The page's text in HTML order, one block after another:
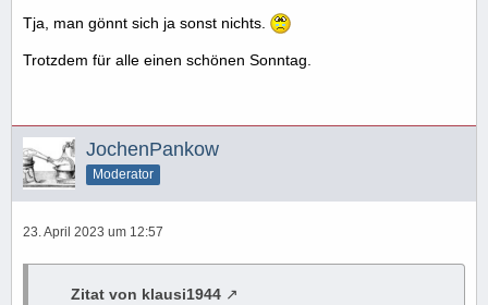
Tja, man gönnt sich ja sonst nichts.
Trotzdem für alle einen schönen Sonntag.
JochenPankow
Moderator
23. April 2023 um 12:57
Zitat von klausi1944